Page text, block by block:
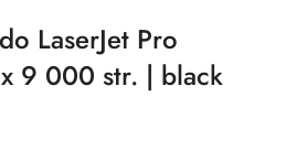
LaserJet Pro
9 000 str. | black